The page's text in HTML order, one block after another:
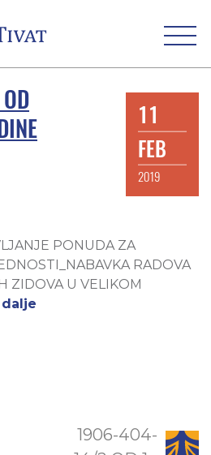
11
FEB
2019
PONUDA ZA
RADOVA
ZIDOVA U VELIKOM
dalje
1906-404-